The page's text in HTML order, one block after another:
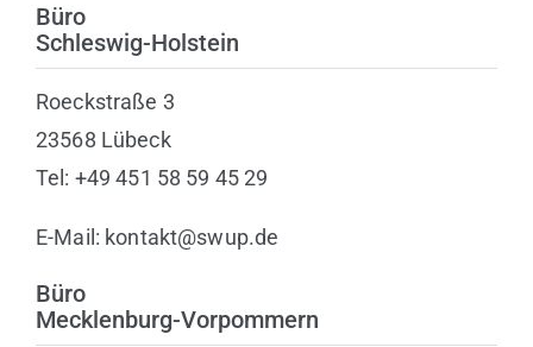
Büro
Schleswig-Holstein
Roeckstraße 3
23568 Lübeck
Tel: +49 451 58 59 45 29
E-Mail: kontakt@swup.de
Büro
Mecklenburg-Vorpommern